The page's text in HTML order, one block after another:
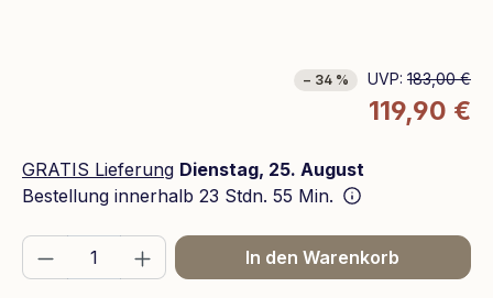
− 34 % UVP: 183,00 €
119,90 €
GRATIS Lieferung Dienstag, 25. August
Bestellung innerhalb 23 Stdn. 55 Min.
Produkt Anzahl: Gib den gewünschten
In den Warenkorb